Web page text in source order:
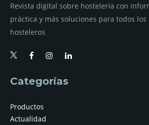
Revista digital sobre hostelería con
práctica y más soluciones para todos
hosteleros
Categorías
Productos
Actualidad